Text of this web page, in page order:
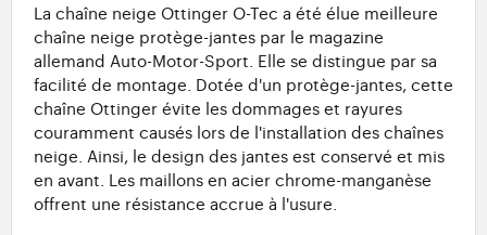
La chaîne neige Ottinger O-Tec a été élue meilleure
chaîne neige protège-jantes par le magazine
allemand Auto-Motor-Sport. Elle se distingue par sa
facilité de montage. Dotée d'un protège-jantes, cette
chaîne Ottinger évite les dommages et rayures
couramment causés lors de l'installation des chaînes
neige. Ainsi, le design des jantes est conservé et mis
en avant. Les maillons en acier chrome-manganèse
offrent une résistance accrue à l'usure.